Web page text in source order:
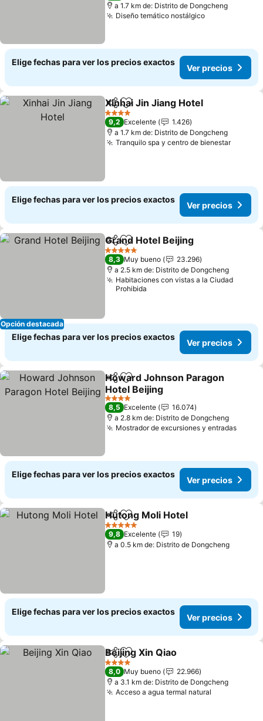
a 1.7 km de: Distrito de Dongcheng
Diseño temático nostálgicoVer precios
Elige fechas para ver los precios exactos
Ver precios
CompartirAgregar a favoritos
Xinhai Jin Jiang Hotel
4 Estrellas
9,2 Excelente
1.426
a 1.7 km de: Distrito de Dongcheng
Tranquilo spa y centro de bienestarVer
Elige fechas para ver los precios exactos
Ver precios
Opción destacada
CompartirAgregar a favoritos
Grand Hotel Beijing
5 Estrellas
8,3 Muy bueno
23.296
a 2.5 km de: Distrito de Dongcheng
Habitaciones con vistas a la Ciudad
Prohibida
Elige fechas para ver los precios exactos
Ver precios
CompartirAgregar a favoritos
Howard Johnson Paragon
Hotel Beijing
Ver precios
4 Estrellas
8,5 Excelente
16.074
a 2.8 km de: Distrito de Dongcheng
Mostrador de excursiones y entradasVer
Elige fechas para ver los precios exactos
Ver precios
CompartirAgregar a favoritos
Hutong Moli Hotel
5 Estrellas
9,8 Excelente
19
a 0.5 km de: Distrito de Dongcheng
Elige fechas para ver los precios exactos
Ver precios
CompartirAgregar a favoritos
Beijing Xin Qiao
4 Estrellas
8,0 Muy bueno
22.966
a 3.1 km de: Distrito de Dongcheng
Acceso a agua termal natural